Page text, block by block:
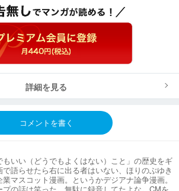
詳細を見る
コメントを書く
もいい（どうでもよくはない）こと」の歴史をギ
で語らせたら右に出る者はいない、ほりのぶゆき
業マスコット漫画。というかデジアナ論争漫画。